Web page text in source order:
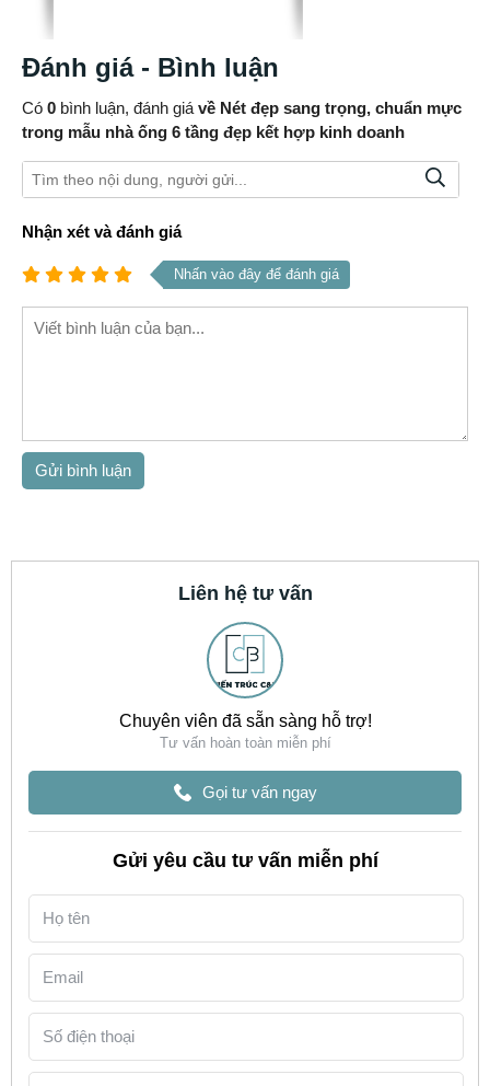
Đánh giá - Bình luận
Có 0 bình luận, đánh giá về Nét đẹp sang trọng, chuẩn mực
trong mẫu nhà ống 6 tầng đẹp kết hợp kinh doanh
Nhận xét và đánh giá
Nhấn vào đây để đánh giá
Liên hệ tư vấn
Chuyên viên đã sẵn sàng hỗ trợ!
Tư vấn hoàn toàn miễn phí
Gọi tư vấn ngay
Gửi yêu cầu tư vấn miễn phí